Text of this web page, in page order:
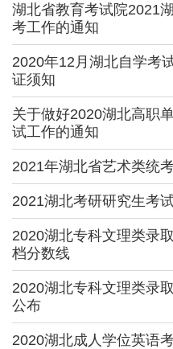
湖北省教育考试院2021
考工作的通知
2020年12月湖北自学考
证须知
关于做好2020湖北高职
试工作的通知
2021年湖北省艺术类统
2021湖北考研研究生考
2020湖北专科文理类录
档分数线
2020湖北专科文理类录
公布
2020湖北成人学位英语